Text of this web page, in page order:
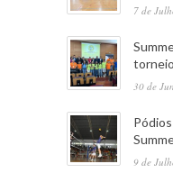
7 de
30 de
9 de